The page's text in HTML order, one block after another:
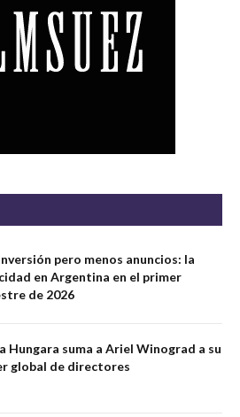
pero menos anuncios: la
en Argentina en el primer
de 2026
Hungara suma a Ariel Winograd a su
global de directores